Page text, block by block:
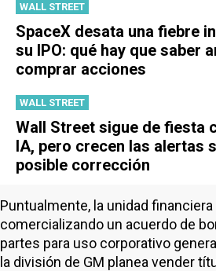
WALL STREET
SpaceX desata una fiebre
su IPO: qué hay que saber
comprar acciones
WALL STREET
Wall Street sigue de fiesta
IA, pero crecen las alertas
posible corrección
Puntualmente, la unidad
comercializando un acuerdo de
partes para uso corporativo
la división de GM planea vender